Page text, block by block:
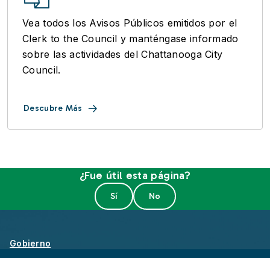
Vea todos los Avisos Públicos emitidos por el
Clerk to the Council y manténgase informado
sobre las actividades del Chattanooga City
Council.
Descubre Más
¿Fue útil esta página?
Gobierno